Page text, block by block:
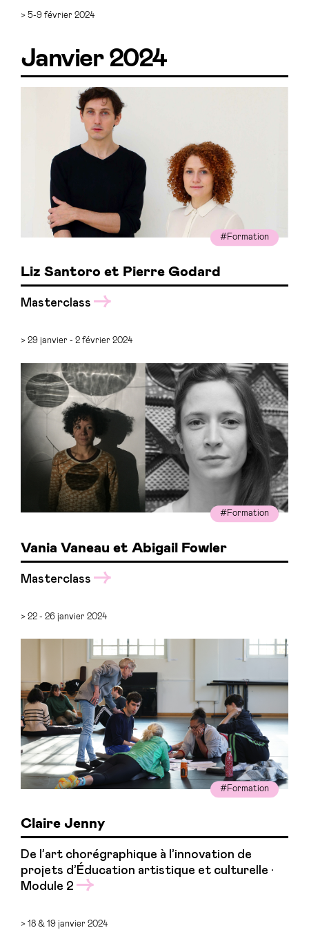
> 5-9 février 2024
Janvier 2024
#Formation
Liz Santoro et Pierre Godard
Masterclass
> 29 janvier - 2 février 2024
#Formation
Vania Vaneau et Abigail Fowler
Masterclass
> 22 - 26 janvier 2024
#Formation
Claire Jenny
De l’art chorégraphique à l’innovation de
projets d’Éducation artistique et culturelle ·
Module 2
> 18 & 19 janvier 2024